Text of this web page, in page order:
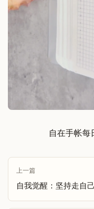
自在手帐每
上一篇
自我觉醒：坚持走自